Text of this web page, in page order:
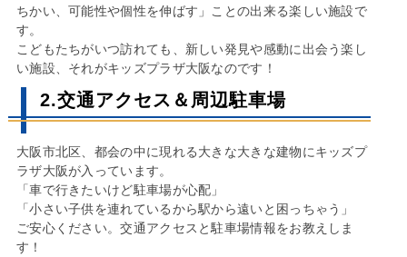
ちかい、可能性や個性を伸ばす」ことの出来る楽しい施設で
す。
こどもたちがいつ訪れても、新しい発見や感動に出会う楽し
い施設、それがキッズプラザ大阪なのです！
2.交通アクセス＆周辺駐車場
大阪市北区、都会の中に現れる大きな大きな建物にキッズプ
ラザ大阪が入っています。
「車で行きたいけど駐車場が心配」
「小さい子供を連れているから駅から遠いと困っちゃう」
ご安心ください。交通アクセスと駐車場情報をお教えしま
す！